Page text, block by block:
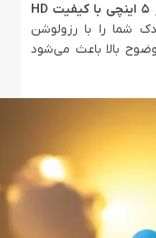
۵ اینچی با کیفیت HD
شما را با رزولوشن
بالا باعث می‌شود